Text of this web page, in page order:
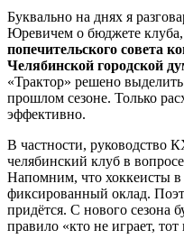
Буквально на днях я
Юревичем о бюджете
попечительского совета
Челябинской городской
«Трактор» решено
прошлом сезоне. Только
эффективно.
В частности, руководство
челябинский клуб в
Напомним, что хоккеисты в
фиксированный оклад.
придётся. С нового сезона
правило «кто не играет,